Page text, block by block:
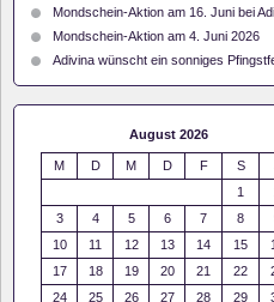
Mondschein-Aktion am 16. Juni bei
Mondschein-Aktion am 4. Juni 2026
Adivina wünscht ein sonniges
August 2026
M D M D F S
1
3
4 5 6 7 8
10
11 12 13 14 15
17
18 19 20 21 22
24
25 26 27 28 29